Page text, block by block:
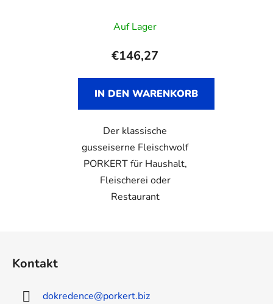
Auf Lager
€146,27
IN DEN WARENKORB
Der klassische
gusseiserne Fleischwolf
PORKERT für Haushalt,
Fleischerei oder
Restaurant
Kontakt
dokredence@porkert.biz